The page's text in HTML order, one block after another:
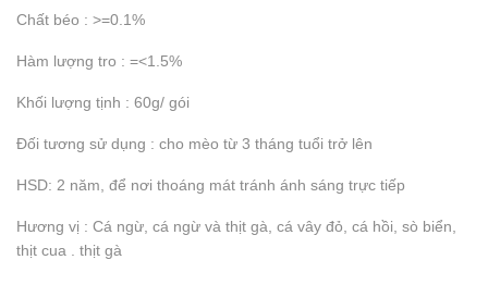
Chất béo : >=0.1%
Hàm lượng tro : =<1.5%
Khối lượng tịnh : 60g/ gói
Đối tương sử dụng : cho mèo từ 3 tháng tuổi trở lên
HSD: 2 năm, để nơi thoáng mát tránh ánh sáng trực tiếp
Hương vị : Cá ngừ, cá ngừ và thịt gà, cá vây đỏ, cá hồi, sò biển,
thịt cua . thịt gà